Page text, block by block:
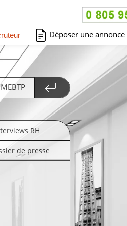
Déposer une annonce
RH
de presse